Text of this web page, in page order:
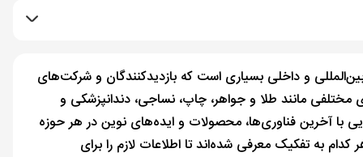
و داخلی بسیاری است که بازدیدکنندگان و شرکت‌های
مختلفی مانند طلا و جواهر، چاپ، نساجی، دندانپزشکی و
با آخرین فناوری‌ها، محصولات و ایده‌های نوین در هر حوزه
به تفکیک معرفی شده‌اند تا اطلاعات لازم را برای